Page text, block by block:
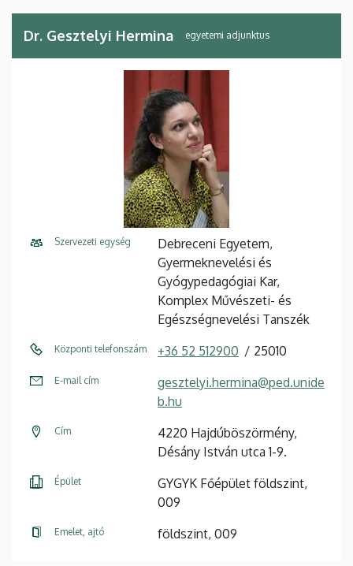
Dr. Gesztelyi Hermina egyetemi adjunktus
Szervezeti egység
Debreceni Egyetem,
Gyermeknevelési és
Gyógypedagógiai Kar,
Komplex Művészeti- és
Egészségnevelési Tanszék
Központi telefonszám +36 52 512900 25010
E-mail cím
gesztelyi.hermina@ped.unide
b.hu
Cím
4220 Hajdúböszörmény,
Désány István utca 1-9.
Épület
GYGYK Főépület földszint,
009
Emelet, ajtó földszint, 009